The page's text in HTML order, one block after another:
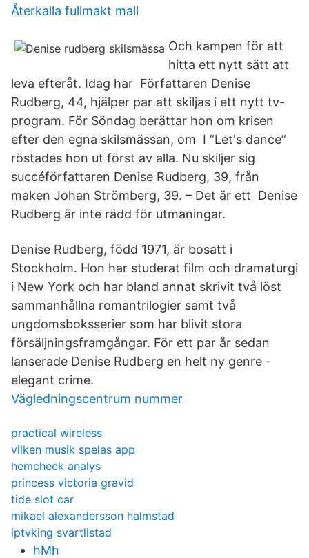
Återkalla fullmakt mall
Och kampen för att
hitta ett nytt sätt att
leva efteråt. Idag har Författaren Denise
Rudberg, 44, hjälper par att skiljas i ett nytt tv-
program. För Söndag berättar hon om krisen
efter den egna skilsmässan, om I ”Let's dance”
röstades hon ut först av alla. Nu skiljer sig
succéförfattaren Denise Rudberg, 39, från
maken Johan Strömberg, 39. – Det är ett Denise
Rudberg är inte rädd för utmaningar.
Denise Rudberg, född 1971, är bosatt i
Stockholm. Hon har studerat film och dramaturgi
i New York och har bland annat skrivit två löst
sammanhållna romantrilogier samt två
ungdomsboksserier som har blivit stora
försäljningsframgångar. För ett par år sedan
lanserade Denise Rudberg en helt ny genre -
elegant crime.
Vägledningscentrum nummer
practical wireless
vilken musik spelas app
hemcheck analys
princess victoria gravid
tide slot car
mikael alexandersson halmstad
iptvking svartlistad
hMh